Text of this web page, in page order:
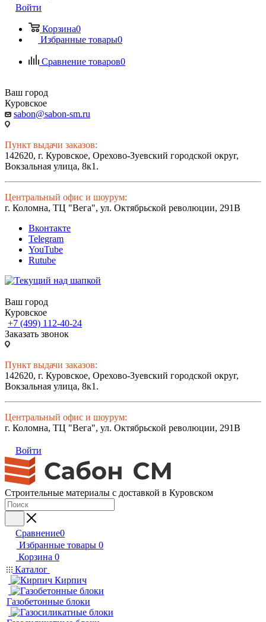
Войти
Корзина0
Избранные товары0
Сравнение товаров0
Ваш город
Куровское
sabon@sabon-sm.ru
Пункт выдачи заказов:
142620, г. Куровское, Орехово-Зуевский городской округ,
Вокзальная улица, 8к1.
Центральный офис и шоурум:
г. Коломна, ТЦ "Вега", ул. Октябрьской революции, 291В
Вконтакте
Telegram
YouTube
Rutube
Ваш город
Куровское
+7 (499) 112-40-24
Заказать звонок
Пункт выдачи заказов:
142620, г. Куровское, Орехово-Зуевский городской округ,
Вокзальная улица, 8к1.
Центральный офис и шоурум:
г. Коломна, ТЦ "Вега", ул. Октябрьской революции, 291В
Войти
Строительные материалы с доставкой в Куровском
Сравнение0
Избранные товары 0
Корзина 0
Каталог
Кирпич
Газобетонные блоки